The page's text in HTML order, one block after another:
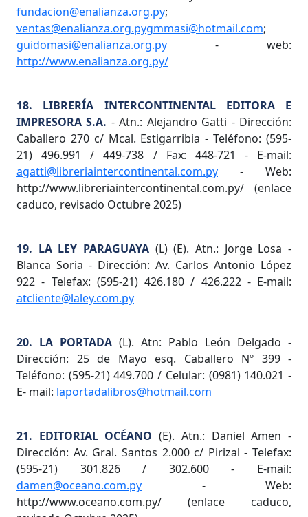
fundacion@enalianza.org.py;
ventas@enalianza.org.pygmmasi@hotmail.com;
guidomasi@enalianza.org.py - web:
http://www.enalianza.org.py/
18. LIBRERÍA INTERCONTINENTAL EDITORA E
IMPRESORA S.A. - Atn.: Alejandro Gatti - Dirección:
Caballero 270 c/ Mcal. Estigarribia - Teléfono: (595-
21) 496.991 / 449-738 / Fax: 448-721 - E-mail:
agatti@libreriaintercontinental.com.py - Web:
http://www.libreriaintercontinental.com.py/ (enlace
caduco, revisado Octubre 2025)
19. LA LEY PARAGUAYA (L) (E). Atn.: Jorge Losa -
Blanca Soria - Dirección: Av. Carlos Antonio López
922 - Telefax: (595-21) 426.180 / 426.222 - E-mail:
atcliente@laley.com.py
20. LA PORTADA (L). Atn: Pablo León Delgado -
Dirección: 25 de Mayo esq. Caballero Nº 399 -
Teléfono: (595-21) 449.700 / Celular: (0981) 140.021 -
E- mail: laportadalibros@hotmail.com
21. EDITORIAL OCÉANO(E). Atn.: Daniel Amen -
Dirección: Av. Gral. Santos 2.000 c/ Pirizal - Telefax:
(595-21) 301.826 / 302.600 - E-mail:
damen@oceano.com.py - Web:
http://www.oceano.com.py/ (enlace caduco,